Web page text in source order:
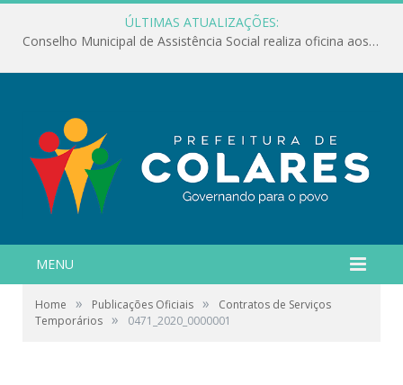
ÚLTIMAS ATUALIZAÇÕES:
Conselho Municipal de Assistência Social realiza oficina aos servidores
MENU
Home » Publicações Oficiais »
Contratos de Serviços
Temporários » 0471_2020_0000001